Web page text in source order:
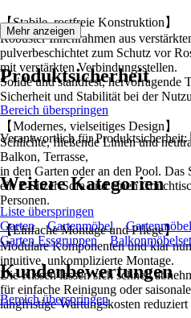
【Stabile, rostfreie Konstruktion】
Robuster Innenrahmen aus
pulverbeschichtet zum Schutz vor
mit verstärkten Verbindungsstellen.
Solide und standfest, hervorragende
Sicherheit und Stabilität bei der
【Modernes, vielseitiges Design】
Schlichte, fließende Linien und
Balkon, Terrasse,
in den Garten oder an den Pool. Das
ein 2-Sitzer-Sofa und einen
Personen.
【Einfache Montage und Pflege】
Modulare Komponenten und klar
intuitive, unkomplizierte Montage.
Die Kissen lassen sich schnell
für einfache Reinigung oder
langfristige Wartungskosten reduziert
Mehr anzeigen
Produktsicherheit
Bereich überspringen
Verantwortlich für Produktsicherheit:
Weitere Kategorien
Liste überspringen
Garten
Gartenmöbel
Garten Essgruppen
Kundenbewertungen
Bereich überspringen